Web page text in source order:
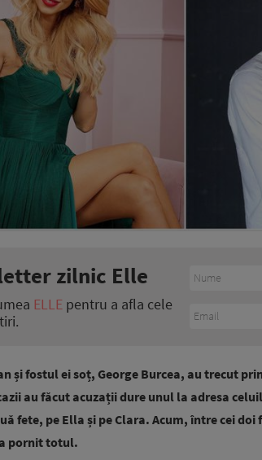
zilnic Elle
ELLE pentru a afla cele
și fostul ei soț, George Burcea, au trecut
au făcut acuzații dure unul la adresa
fete, pe Ella și pe Clara. Acum, între cei
pornit totul.